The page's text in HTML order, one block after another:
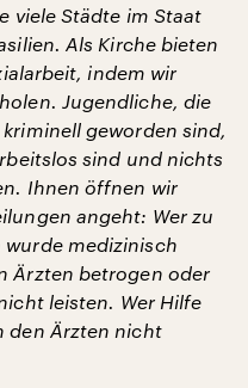
viele Städte im Staat
Als Kirche bieten
indem wir
Jugendliche, die
geworden sind,
sind und nichts
Ihnen öffnen wir
angeht: Wer zu
medizinisch
Ärzten betrogen oder
leisten. Wer Hilfe
den Ärzten nicht